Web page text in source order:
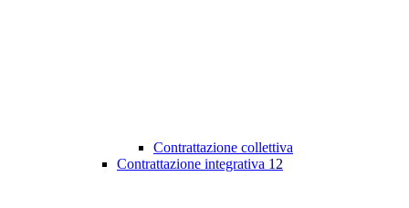
Contrattazione collettiva
Contrattazione integrativa 12